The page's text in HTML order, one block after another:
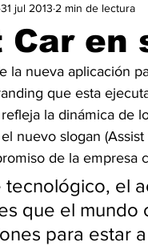
Car en
31 jul 2013 2 min de lectura
la nueva aplicación
que esta
la dinámica de
nuevo slogan
de la empresa
tecnológico, el
que el mundo
para estar